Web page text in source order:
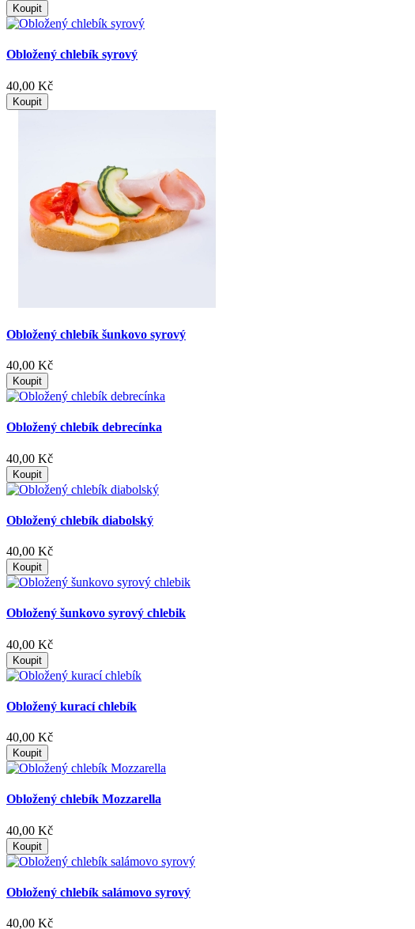
Koupit
Obložený chlebík syrový
40,00 Kč
Koupit
Obložený chlebík šunkovo syrový
40,00 Kč
Koupit
Obložený chlebík debrecínka
40,00 Kč
Koupit
Obložený chlebík diabolský
40,00 Kč
Koupit
Obložený šunkovo syrový chlebik
40,00 Kč
Koupit
Obložený kurací chlebík
40,00 Kč
Koupit
Obložený chlebík Mozzarella
40,00 Kč
Koupit
Obložený chlebík salámovo syrový
40,00 Kč